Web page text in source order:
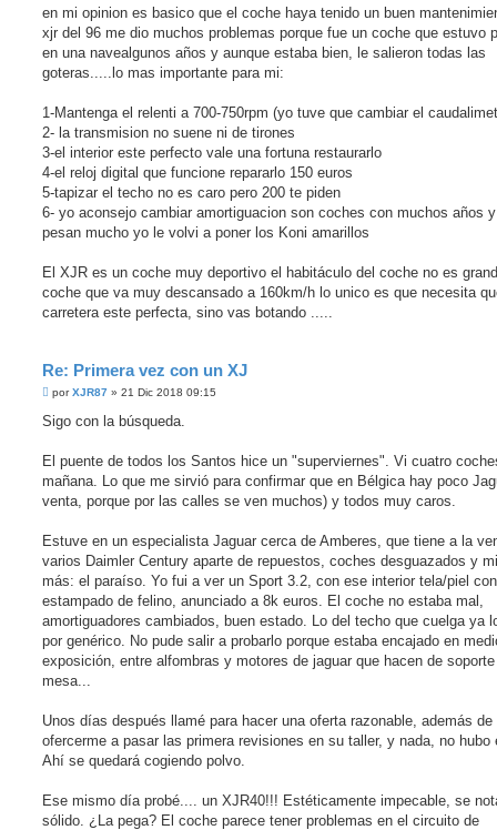
n
a
j
s
l
e
r
en mi opinion es basico que el coche haya tenido un buen
xjr del 96 me dio muchos problemas porque fue un coche que estuvo
en una navealgunos años y aunque estaba bien, le salieron todas las
goteras.....lo mas importante para mi:
1-Mantenga el relenti a 700-750rpm (yo tuve que cambiar el
2- la transmision no suene ni de tirones
3-el interior este perfecto vale una fortuna restaurarlo
4-el reloj digital que funcione repararlo 150 euros
5-tapizar el techo no es caro pero 200 te piden
6- yo aconsejo cambiar amortiguacion son coches con muchos años
pesan mucho yo le volvi a poner los Koni amarillos
El XJR es un coche muy deportivo el habitáculo del coche no es
coche que va muy descansado a 160km/h lo unico es que necesita
carretera este perfecta, sino vas botando .....
Re: Primera vez con un XJ
M
n
j
s
i
e
r
porXJR87 » 21 Dic 2018 09:15
Sigo con la búsqueda.
El puente de todos los Santos hice un "superviernes". Vi cuatro
mañana. Lo que me sirvió para confirmar que en Bélgica hay poco
venta, porque por las calles se ven muchos) y todos muy caros.
Estuve en un especialista Jaguar cerca de Amberes, que tiene a la
varios Daimler Century aparte de repuestos, coches desguazados y
más: el paraíso. Yo fui a ver un Sport 3.2, con ese interior tela/piel con
estampado de felino, anunciado a 8k euros. El coche no estaba mal,
amortiguadores cambiados, buen estado. Lo del techo que cuelga ya
por genérico. No pude salir a probarlo porque estaba encajado en
exposición, entre alfombras y motores de jaguar que hacen de
mesa...
Unos días después llamé para hacer una oferta razonable, además de
ofercerme a pasar las primera revisiones en su taller, y nada, no hubo
Ahí se quedará cogiendo polvo.
Ese mismo día probé.... un XJR40!!! Estéticamente impecable, se
sólido. ¿La pega? El coche parece tener problemas en el circuito de